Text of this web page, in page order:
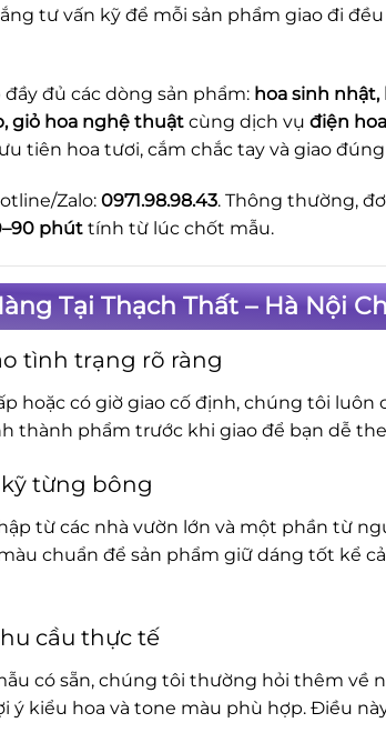
tư vấn kỹ để mỗi sản phẩm giao đi
đủ các dòng sản phẩm: hoa sinh
giỏ hoa nghệ thuật cùng dịch vụ điện
tiên hoa tươi, cắm chắc tay và giao
Zalo: 0971.98.98.43. Thông thường,
phút tính từ lúc chốt mẫu.
Tại Thạch Thất – Hà Nội
tình trạng rõ ràng
hoặc có giờ giao cố định, chúng tôi luôn
thành phẩm trước khi giao để bạn dễ
từng bông
từ các nhà vườn lớn và một phần từ
chuẩn để sản phẩm giữ dáng tốt kể
cầu thực tế
có sẵn, chúng tôi thường hỏi thêm về
ý kiểu hoa và tone màu phù hợp. Điều